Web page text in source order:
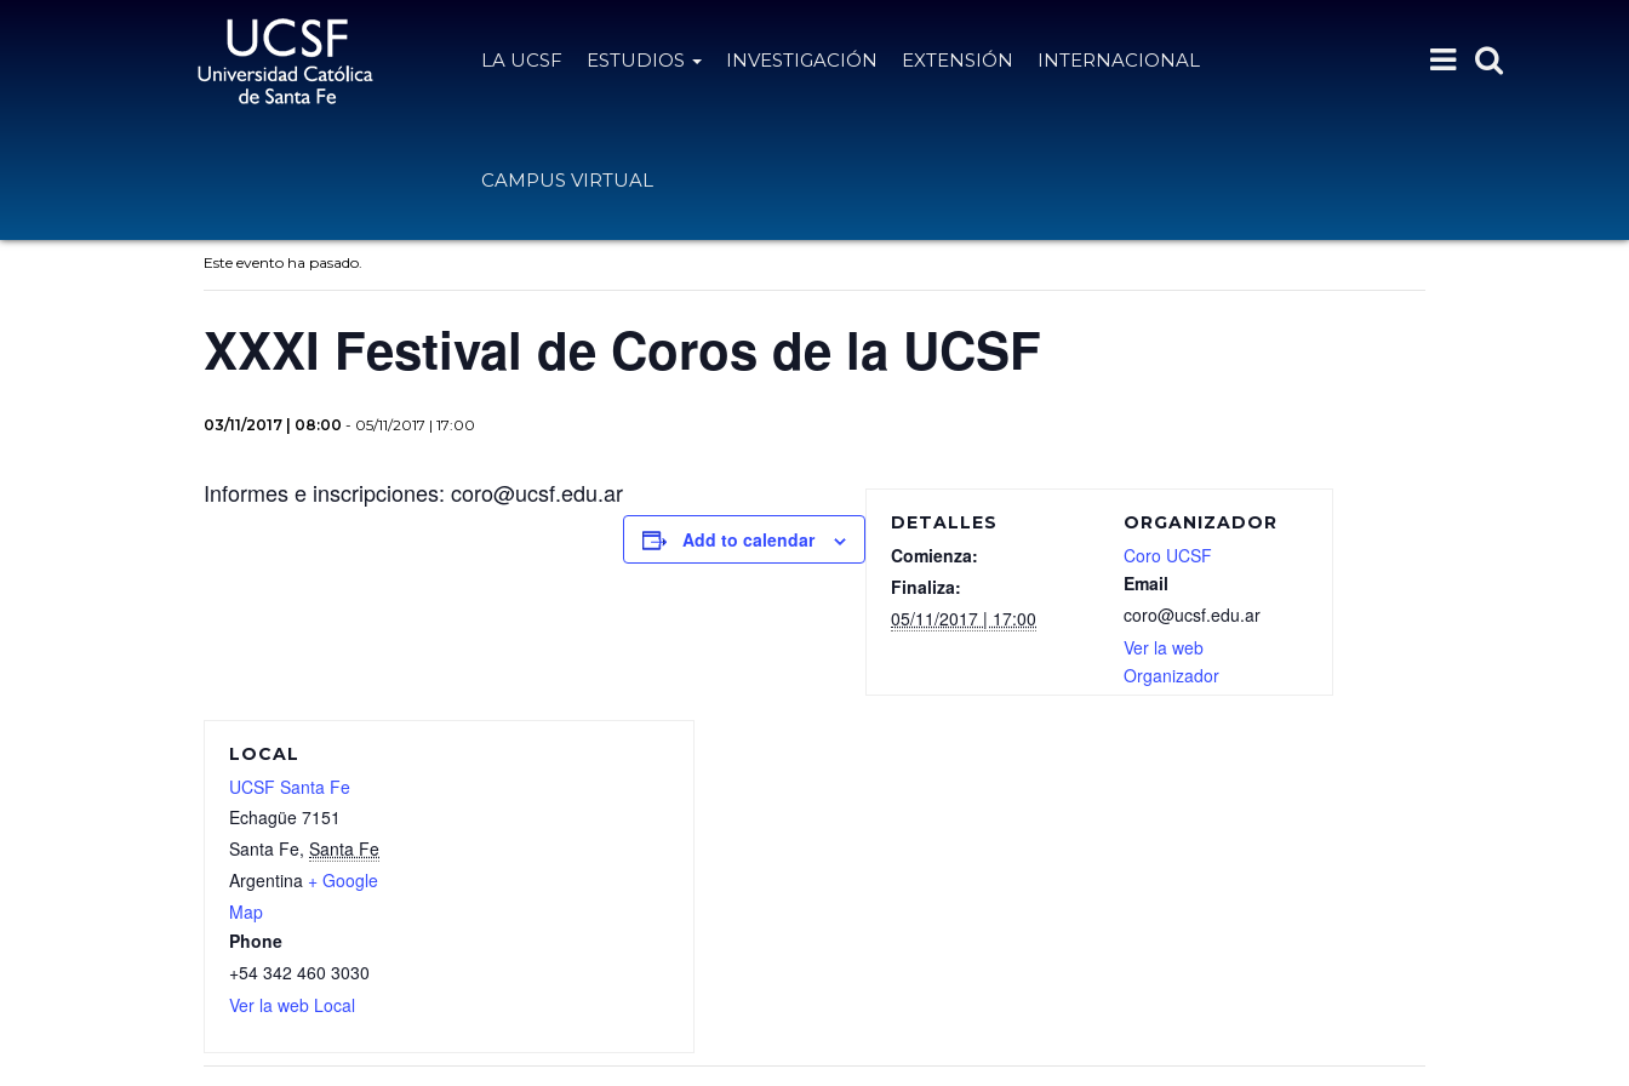
LA UCSF ESTUDIOS INVESTIGACIÓN EXTENSIÓN INTERNACIONAL
CAMPUS VIRTUAL
Este evento ha pasado.
XXXI Festival de Coros de la UCSF
03/11/2017 | 08:00 - 05/11/2017 | 17:00
Informes e inscripciones: coro@ucsf.edu.ar
Add to calendar
DETALLES
Comienza:
Finaliza:
05/11/2017 | 17:00
ORGANIZADOR
Coro UCSF
Email
coro@ucsf.edu.ar
Ver la web
Organizador
LOCAL
UCSF Santa Fe
Echagüe 7151
Santa Fe, Santa Fe
Argentina + Google
Map
Phone
+54 342 460 3030
Ver la web Local